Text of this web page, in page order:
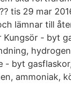
tis 29 mar
lämnar till
- byt
- byt
ammoniak,